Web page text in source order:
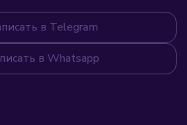
в Telegram
в Whatsapp